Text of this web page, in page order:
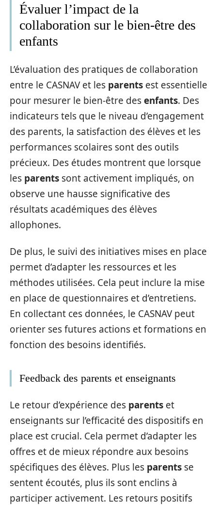
Évaluer l’impact de la
collaboration sur le bien-être des
enfants
L’évaluation des pratiques de collaboration
entre le CASNAV et les parents est essentielle
pour mesurer le bien-être desenfants. Des
indicateurs tels que le niveau d’engagement
des parents, la satisfaction des élèves et les
performances scolaires sont des outils
précieux. Des études montrent que lorsque
les parents sont activement impliqués, on
observe une hausse significative des
résultats académiques des élèves
allophones.
De plus, le suivi des initiatives mises en place
permet d’adapter les ressources et les
méthodes utilisées. Cela peut inclure la mise
en place de questionnaires et d’entretiens.
En collectant ces données, le CASNAV peut
orienter ses futures actions et formations en
fonction des besoins identifiés.
Feedback des parents et enseignants
Le retour d’expérience des parents et
enseignants sur l’efficacité des dispositifs en
place est crucial. Cela permet d’adapter les
offres et de mieux répondre aux besoins
spécifiques des élèves. Plus les parents se
sentent écoutés, plus ils sont enclins à
participer activement. Les retours positifs